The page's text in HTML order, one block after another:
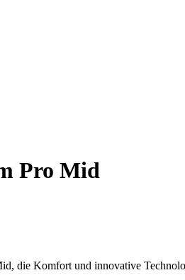
Pro Mid
die Komfort und innovative